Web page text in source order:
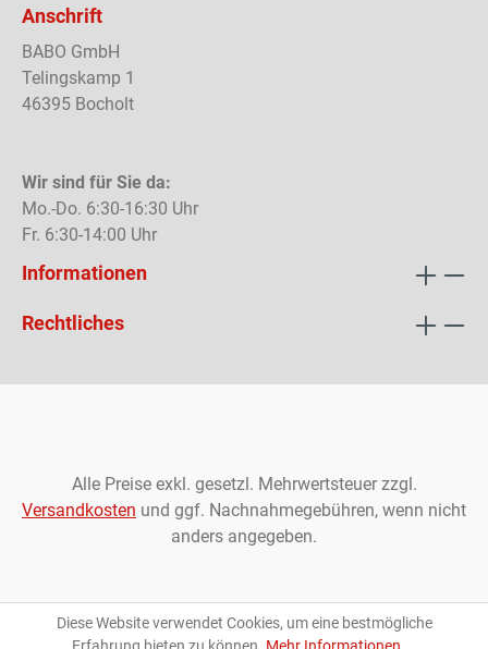
Anschrift
BABO GmbH
Telingskamp 1
46395 Bocholt
Wir sind für Sie da:
Mo.-Do. 6:30-16:30 Uhr
Fr. 6:30-14:00 Uhr
Informationen
Rechtliches
Alle Preise exkl. gesetzl. Mehrwertsteuer zzgl.
Versandkosten und ggf. Nachnahmegebühren, wenn nicht
anders angegeben.
Diese Website verwendet Cookies, um eine bestmögliche